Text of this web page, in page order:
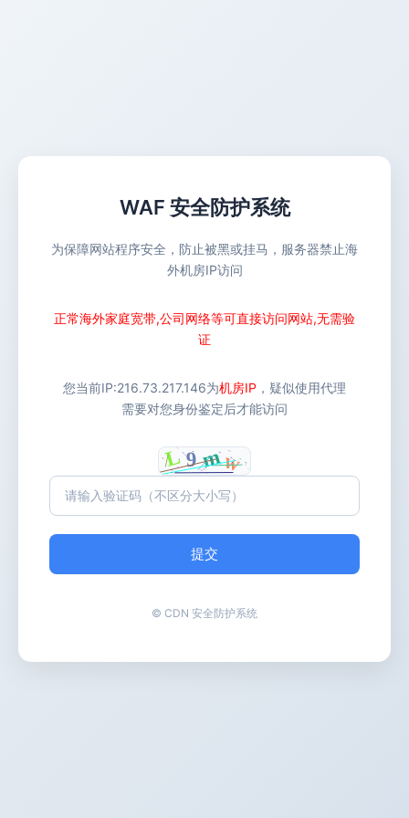
WAF 安全防护系统
为保障网站程序安全，防止被黑或挂马，服务器禁止海
外机房IP访问
正常海外家庭宽带,公司网络等可直接访问网站,无需验
证
您当前IP:216.73.217.146为机房IP ，疑似使用代理
需要对您身份鉴定后才能访问
提交
© CDN 安全防护系统